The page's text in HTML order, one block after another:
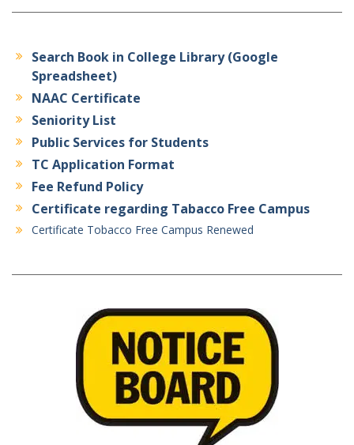
Search Book in College Library (Google
Spreadsheet)
NAAC Certificate
Seniority List
Public Services for Students
TC Application Format
Fee Refund Policy
Certificate regarding Tabacco Free Campus
Certificate Tobacco Free Campus Renewed